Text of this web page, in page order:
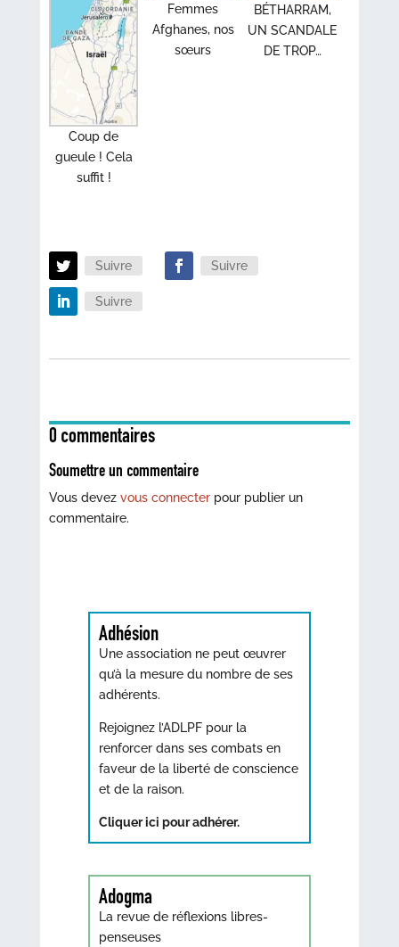
Coup de
gueule ! Cela
suffit !
Femmes
Afghanes, nos
sœurs
BÉTHARRAM,
UN SCANDALE
DE TROP…
Suivre Suivre
Suivre
0 commentaires
Soumettre un commentaire
Vous devez vous connecterpour publier un
commentaire.
Adhésion
Une association ne peut œuvrer
qu’à la mesure du nombre de ses
adhérents.
Rejoignez l’ADLPF pour la
renforcer dans ses combats en
faveur de la liberté de conscience
et de la raison.
Cliquer ici pour adhérer.
Adogma
La revue de réflexions libres-
penseuses